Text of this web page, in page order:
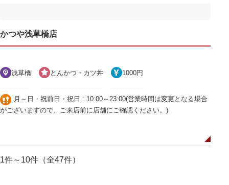
かつや浅草橋店
浅草橋 とんかつ・カツ丼 1000円
月～日・祝前日・祝日 : 10:00～23:00(営業時間は変更となる場合
がございますので、ご来店前に店舗にご確認ください。)
1件～10件（全47件）